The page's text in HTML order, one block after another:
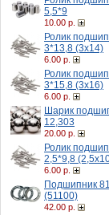
5,5*9
10.00 р.
Ролик
3*13,8 (3х14)
6.00 р.
Ролик
3*15,8 (3х16)
6.00 р.
Шарик
12,303
20.00 р.
Ролик
2,5*9,8
6.00 р.
Подшипник
(51100)
42.00 р.